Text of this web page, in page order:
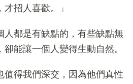
招人喜歡。」
人都是有缺點的，有些缺點無
能讓一個人變得生動自然。
值得我們深交，因為他們真性